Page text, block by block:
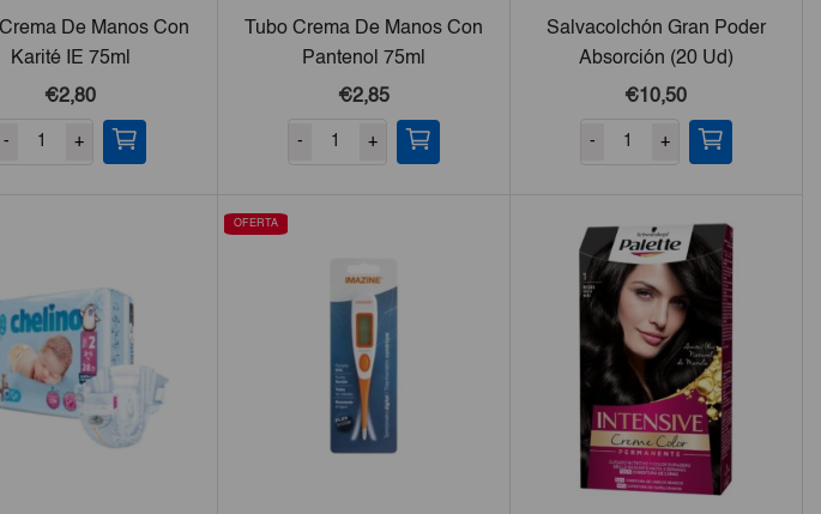
De Manos Con
Karité IE 75ml
€2,80
- +
Tubo Crema De Manos Con
Pantenol 75ml
€2,85
- +
Salvacolchón Gran Poder
Absorción (20 Ud)
€10,50
- +
OFERTA